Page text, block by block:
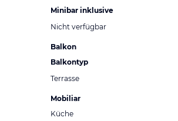
Minibar inklusive
Nicht verfügbar
Balkon
Balkontyp
Terrasse
Mobiliar
Küche